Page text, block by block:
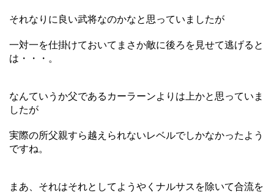
それなりに良い武将なのかなと思っていましたが
一対一を仕掛けておいてまさか敵に後ろを見せて逃げると
は・・・。
なんていうか父であるカーラーンよりは上かと思っていま
したが
実際の所父親すら越えられないレベルでしかなかったよう
ですね。
まあ、それはそれとしてようやくナルサスを除いて合流を